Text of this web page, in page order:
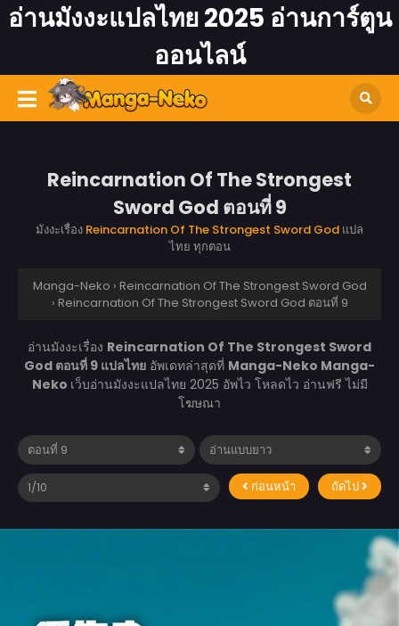
อ่านมังงะแปลไทย 2025 อ่านการ์ตูน
ออนไลน์
Reincarnation Of The Strongest
Sword God ตอนที่ 9
มังงะเรื่อง Reincarnation Of The Strongest Sword God แปล
ไทย ทุกตอน
Manga-Neko › Reincarnation Of The Strongest Sword God
› Reincarnation Of The Strongest Sword God ตอนที่ 9
อ่านมังงะเรื่อง Reincarnation Of The Strongest Sword
God ตอนที่ 9 แปลไทย อัพเดทล่าสุดที่ Manga-Neko Manga-
Neko เว็บอ่านมังงะแปลไทย 2025 อัพไว โหลดไว อ่านฟรี ไม่มี
โฆษณา
ก่อนหน้า ถัดไป